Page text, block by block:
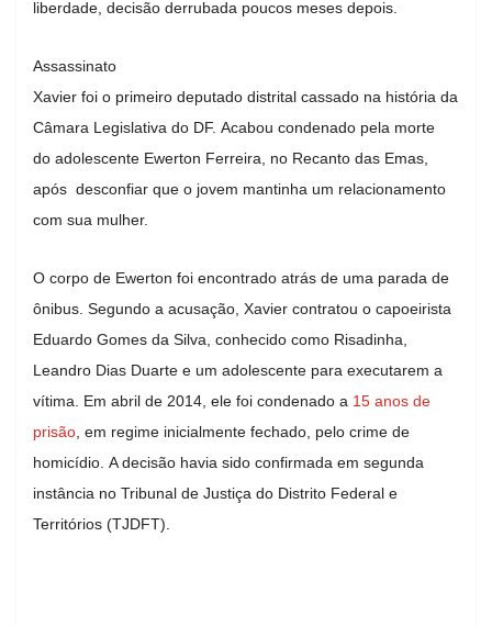
liberdade, decisão derrubada poucos meses depois.
Assassinato
Xavier foi o primeiro deputado distrital cassado na história da
Câmara Legislativa do DF. Acabou condenado pela morte
do adolescente Ewerton Ferreira, no Recanto das Emas,
após desconfiar que o jovem mantinha um relacionamento
com sua mulher.
O corpo de Ewerton foi encontrado atrás de uma parada de
ônibus. Segundo a acusação, Xavier contratou o capoeirista
Eduardo Gomes da Silva, conhecido como Risadinha,
Leandro Dias Duarte e um adolescente para executarem a
vítima. Em abril de 2014, ele foi condenado a 15 anos de
prisão , em regime inicialmente fechado, pelo crime de
homicídio. A decisão havia sido confirmada em segunda
instância no Tribunal de Justiça do Distrito Federal e
Territórios (TJDFT).